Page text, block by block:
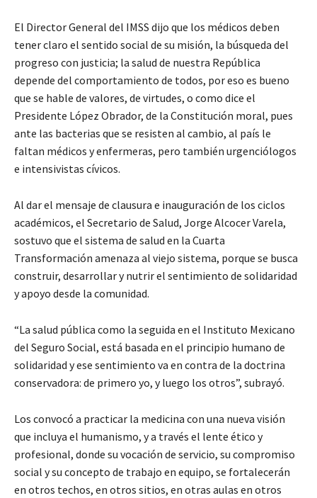
El Director General del IMSS dijo que los médicos deben
tener claro el sentido social de su misión, la búsqueda del
progreso con justicia; la salud de nuestra República
depende del comportamiento de todos, por eso es bueno
que se hable de valores, de virtudes, o como dice el
Presidente López Obrador, de la Constitución moral, pues
ante las bacterias que se resisten al cambio, al país le
faltan médicos y enfermeras, pero también urgenciólogos
e intensivistas cívicos.
Al dar el mensaje de clausura e inauguración de los ciclos
académicos, el Secretario de Salud, Jorge Alcocer Varela,
sostuvo que el sistema de salud en la Cuarta
Transformación amenaza al viejo sistema, porque se busca
construir, desarrollar y nutrir el sentimiento de solidaridad
y apoyo desde la comunidad.
“La salud pública como la seguida en el Instituto Mexicano
del Seguro Social, está basada en el principio humano de
solidaridad y ese sentimiento va en contra de la doctrina
conservadora: de primero yo, y luego los otros”, subrayó.
Los convocó a practicar la medicina con una nueva visión
que incluya el humanismo, y a través el lente ético y
profesional, donde su vocación de servicio, su compromiso
social y su concepto de trabajo en equipo, se fortalecerán
en otros techos, en otros sitios, en otras aulas en otros